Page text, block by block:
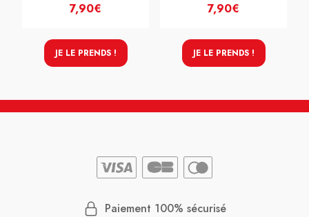
7,90€
JE LE PRENDS !
7,90€
JE LE PRENDS !
Paiement 100% sécurisé